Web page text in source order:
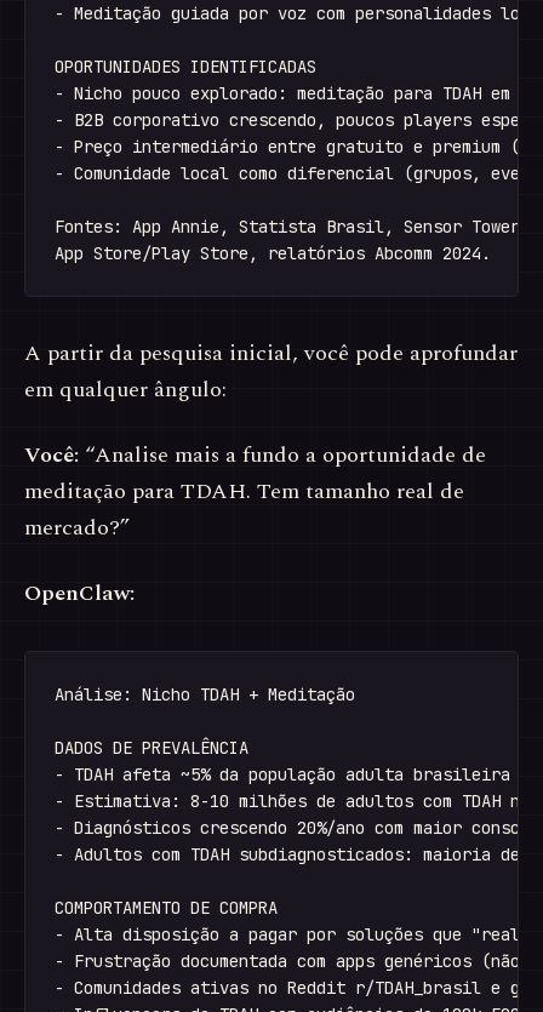
- Meditação guiada por voz com personalidades
OPORTUNIDADES IDENTIFICADAS
- Nicho pouco explorado: meditação para TDAH em
- B2B corporativo crescendo, poucos players
- Preço intermediário entre gratuito e premium (R$
- Comunidade local como diferencial (grupos,
Fontes: App Annie, Statista Brasil, Sensor Tower,
A partir da pesquisa inicial, você pode aprofundar
em qualquer ângulo:
Você: “Analise mais a fundo a oportunidade de
meditação para TDAH. Tem tamanho real de
mercado?”
OpenClaw:
Análise: Nicho TDAH + Meditação
DADOS DE PREVALÊNCIA
- TDAH afeta ~5% da população adulta brasileira
- Estimativa: 8-10 milhões de adultos com TDAH
- Diagnósticos crescendo 20%/ano com maior
- Adultos com TDAH subdiagnosticados: maioria
COMPORTAMENTO DE COMPRA
- Alta disposição a pagar por soluções que
- Frustração documentada com apps genéricos (não
- Comunidades ativas no Reddit r/TDAH_brasil e